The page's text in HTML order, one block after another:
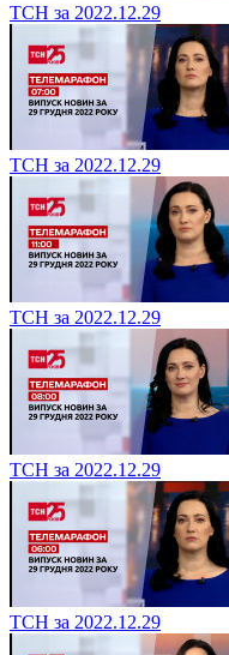
ТСН за 2022.12.29
ТСН за 2022.12.29
ТСН за 2022.12.29
ТСН за 2022.12.29
ТСН за 2022.12.29